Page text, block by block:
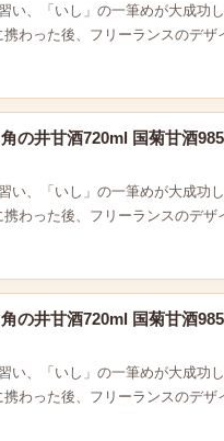
、「いし」の一筆めが大成功
わった後、フリーランスのデ
の井甘酒720ml 国菊甘酒
、「いし」の一筆めが大成功
わった後、フリーランスのデ
の井甘酒720ml 国菊甘酒
、「いし」の一筆めが大成功
わった後、フリーランスのデ